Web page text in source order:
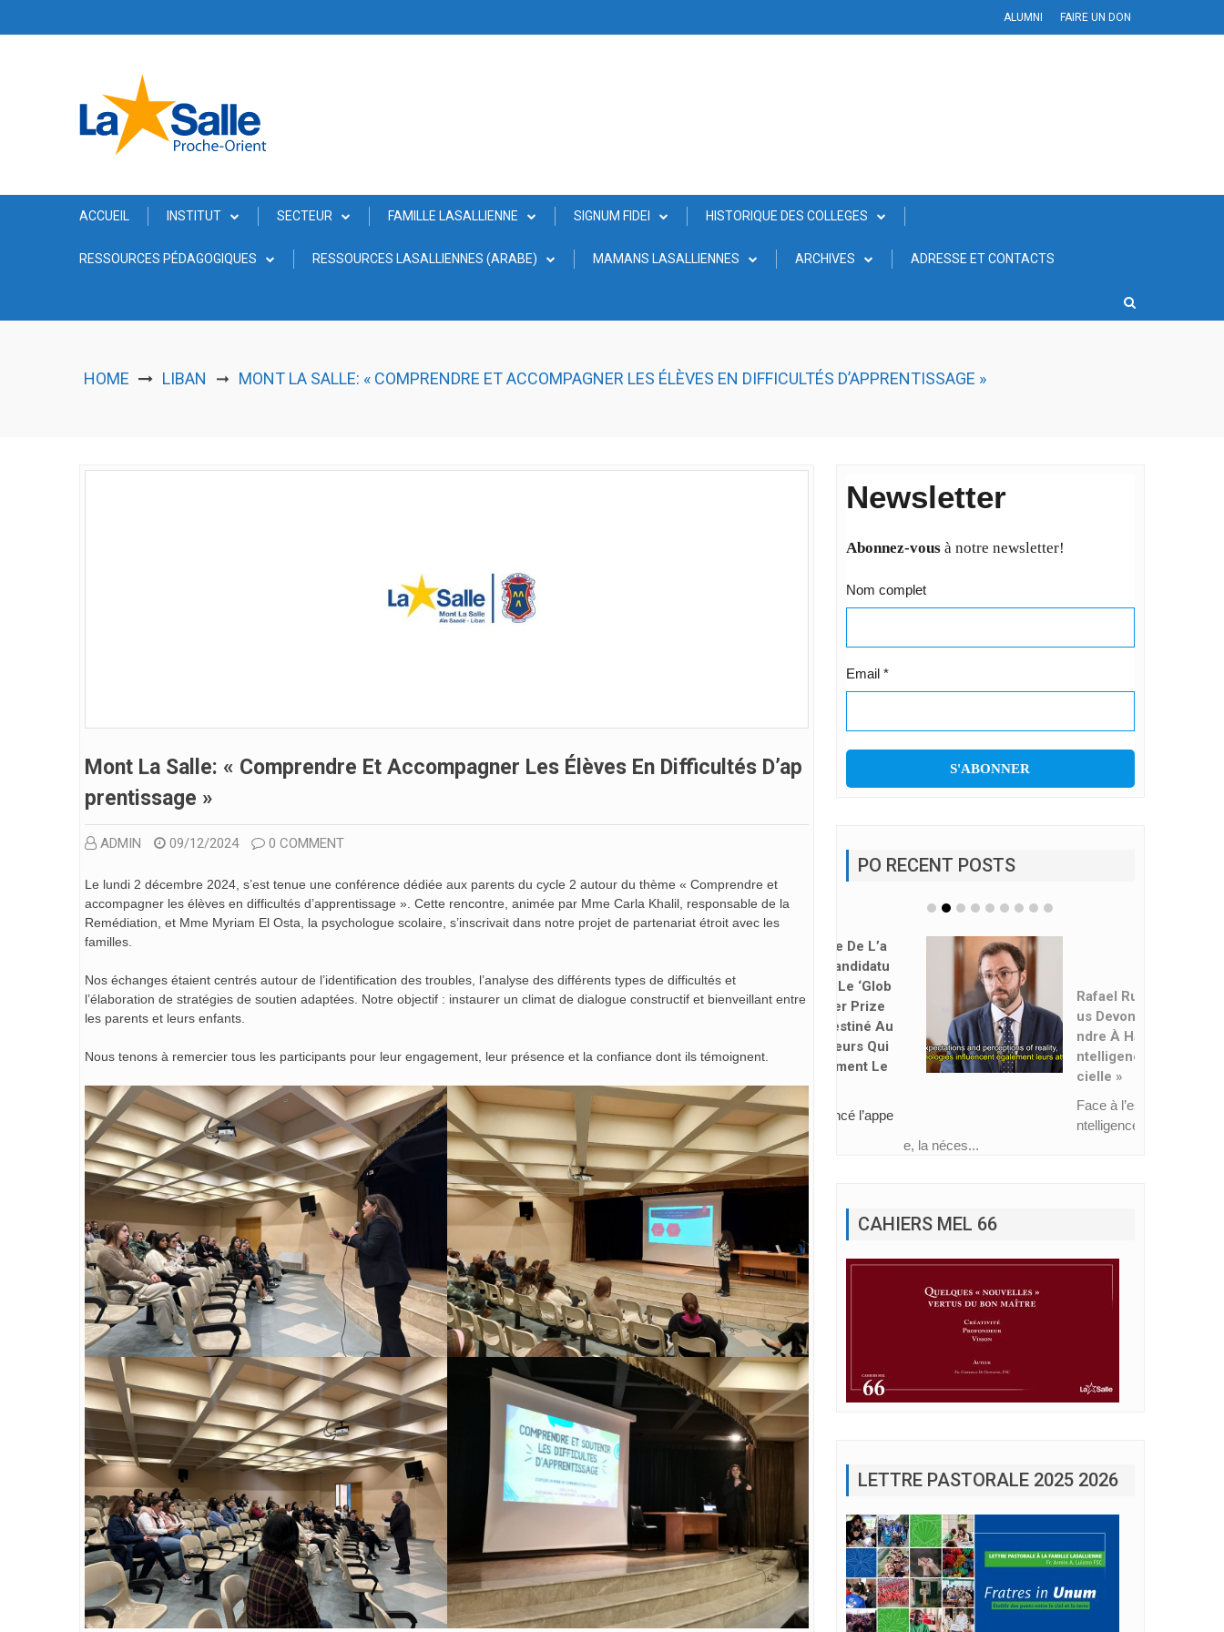
ALUMNI FAIRE UN DON
ACCUEIL INSTITUT SECTEUR FAMILLE LASALLIENNE SIGNUM FIDEI HISTORIQUE DES COLLEGES
RESSOURCES PÉDAGOGIQUES RESSOURCES LASALLIENNES (ARABE) MAMANS LASALLIENNES ARCHIVES ADRESSE ET CONTACTS
HOME LIBAN ➞ MONT LA SALLE: « COMPRENDRE ET ACCOMPAGNER LES ÉLÈVES EN DIFFICULTÉS D’APPRENTISSAGE »
Mont La Salle: « Comprendre Et Accompagner Les Élèves En Difficultés D’ap
Prentissage »
ADMIN 09/12/2024 0 COMMENT
Le lundi 2 décembre 2024, s’est tenue une conférence dédiée aux parents du cycle 2 autour du thème « Comprendre et
accompagner les élèves en difficultés d’apprentissage ». Cette rencontre, animée par Mme Carla Khalil, responsable de la
Remédiation, et Mme Myriam El Osta, la psychologue scolaire, s’inscrivait dans notre projet de partenariat étroit avec les
familles.
Nos échanges étaient centrés autour de l’identification des troubles, l’analyse des différents types de difficultés et
l’élaboration de stratégies de soutien adaptées. Notre objectif : instaurer un climat de dialogue constructif et bienveillant entre
les parents et leurs enfants.
Nous tenons à remercier tous les participants pour leur engagement, leur présence et la confiance dont ils témoignent.
Newsletter
Abonnez-vousà notre newsletter!
Nom complet
Email *
PO RECENT POSTS
Rafael Ruiz : « No
Us Devons Appre
Ndre À Habiter L’i
Ntelligence Artifi
Cielle »
Face à l’essor de l’i
ntelligence artificiell